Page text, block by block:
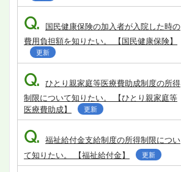
Q. 国民健康保険の加入者が入院した時の
費用負担額を知りたい。 【国民健康保険】
更新
Q. ひとり親家庭等医療費助成制度の所得
制限について知りたい。 【ひとり親家庭等
医療費助成】
更新
Q. 福祉給付金支給制度の所得制限につい
て知りたい。 【福祉給付金】
更新